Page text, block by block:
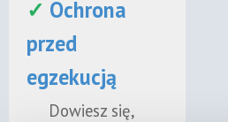
✓ Ochrona
przed
egzekucją
Dowiesz się,